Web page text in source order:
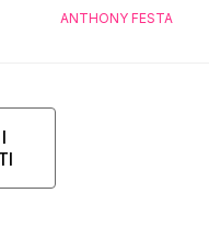
ANTHONY FESTA